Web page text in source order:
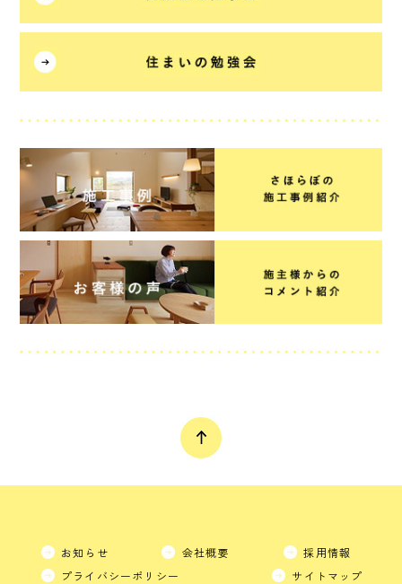
お知らせ 会社概要
採用情報
プライバシーポリシー
サイトマップ